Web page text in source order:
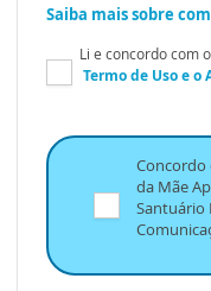
Saiba mais sobre
Li e concordo com o
Termo de Usoe o
Concordo
da Mãe
Santuário